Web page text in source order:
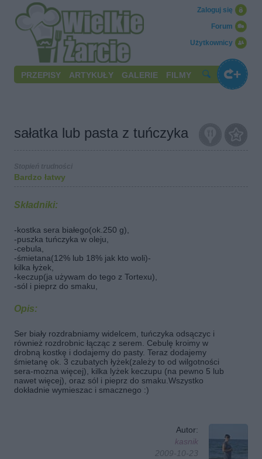
Użytkownicy
Forum
Zaloguj się
PRZEPISY ARTYKUŁY GALERIE FILMY
sałatka lub pasta z tuńczyka
Bardzo łatwy
Składniki:
-kostka sera białego(ok.250 g),
-puszka tuńczyka w oleju,
-cebula,
-śmietana(12% lub 18% jak kto woli)-
kilka łyżek,
-keczup(ja używam do tego z Tortexu),
-sól i pieprz do smaku,
Opis:
Ser biały rozdrabniamy widelcem, tuńczyka odsączyc i
również rozdrobnic łącząc z serem. Cebulę kroimy w
drobną kostkę i dodajemy do pasty. Teraz dodajemy
śmietanę ok. 3 czubatych łyżek(zależy to od wilgotności
sera-mozna więcej), kilka lyżek keczupu (na pewno 5 lub
nawet więcej), oraz sól i pieprz do smaku.Wszystko
dokładnie wymieszac i smacznego :)
Autor:
kasnik
2009-10-23